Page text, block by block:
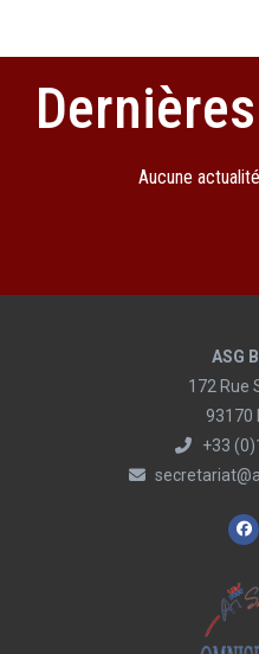
Dernières
Aucune
ASG
172 Rue
93170
+33